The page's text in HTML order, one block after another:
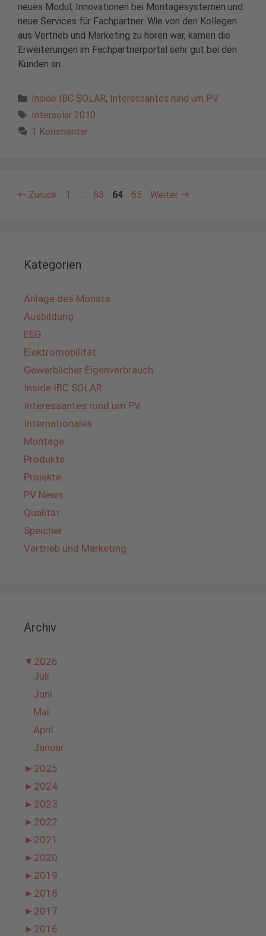
neues Modul, Innovationen bei Montagesystemen und
neue Services für Fachpartner. Wie von den Kollegen
aus Vertrieb und Marketing zu hören war, kamen die
Erweiterungen im Fachpartnerportal sehr gut bei den
Kunden an.
Kategorien
Inside IBC SOLAR, Interessantes rund um PV
Schlagwörter
Intersolar 2010
1 Kommentar
← Zurück Seite
1 … Seite
63 Seite
64 Seite
65 Weiter →
Kategorien
Anlage des Monats
Ausbildung
EEG
Elektromobilität
Gewerblicher Eigenverbrauch
Inside IBC SOLAR
Interessantes rund um PV
Internationales
Montage
Produkte
Projekte
PV News
Qualität
Speicher
Vertrieb und Marketing
Archiv
▼ 2026
Juli
Juni
Mai
April
Januar
► 2025
► 2024
► 2023
► 2022
► 2021
► 2020
► 2019
► 2018
► 2017
► 2016